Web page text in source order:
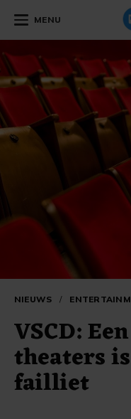
MENU
NIEUWS /
VSCD:
theaters
failliet